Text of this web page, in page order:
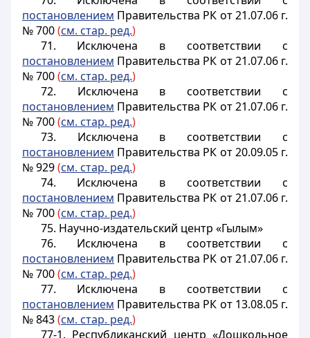
постановлением Правительства РК от 21.07.06 г.
№ 700(см. стар. ред.)
71. Исключена в соответствии с
постановлением Правительства РК от 21.07.06 г.
№ 700(см. стар. ред.)
72. Исключена в соответствии с
постановлением Правительства РК от 21.07.06 г.
№ 700(см. стар. ред.)
73. Исключена в соответствии с
постановлением Правительства РК от 20.09.05 г.
№ 929(см. стар. ред.)
74. Исключена в соответствии с
постановлением Правительства РК от 21.07.06 г.
№ 700(см. стар. ред.)
75. Научно-издательский центр «Гылым»
76. Исключена в соответствии с
постановлением Правительства РК от 21.07.06 г.
№ 700(см. стар. ред.)
77. Исключена в соответствии с
постановлением Правительства РК от 13.08.05 г.
№ 843(см. стар. ред.)
77-1. Республиканский центр «Дошкольное